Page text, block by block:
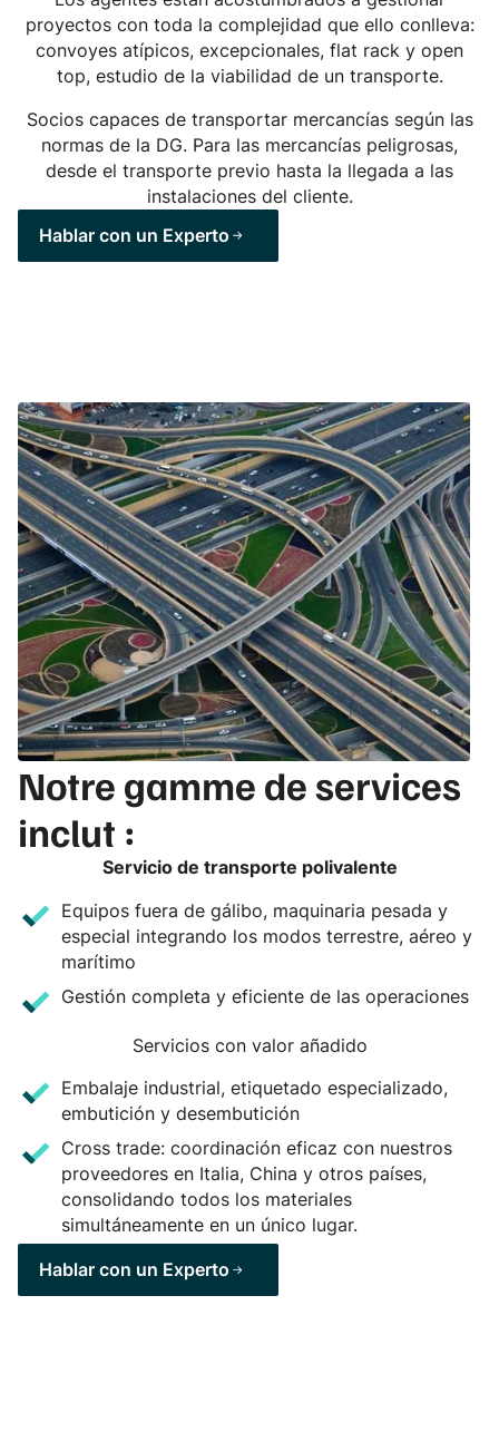
proyectos con toda la complejidad que ello conlleva:
convoyes atípicos, excepcionales, flat rack y open
top, estudio de la viabilidad de un transporte.
Socios capaces de transportar mercancías según las
normas de la DG. Para las mercancías peligrosas,
desde el transporte previo hasta la llegada a las
instalaciones del cliente.
Hablar con un Experto
Notre gamme de services
inclut :
Servicio de transporte polivalente
Equipos fuera de gálibo, maquinaria pesada y
especial integrando los modos terrestre, aéreo y
marítimo
Gestión completa y eficiente de las operaciones
Servicios con valor añadido
Embalaje industrial, etiquetado especializado,
embutición y desembutición
Cross trade: coordinación eficaz con nuestros
proveedores en Italia, China y otros países,
consolidando todos los materiales
simultáneamente en un único lugar.
Hablar con un Experto